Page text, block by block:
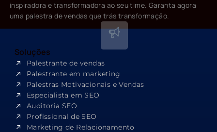
inspiradora e transformadora ao seu time. Garanta agora
uma palestra de vendas que trás transformação.
Soluções
Palestrante de vendas
Palestrante em marketing
Palestras Motivacionais e Vendas
Especialista em SEO​
Auditoria SEO
Profissional de SEO
Marketing de Relacionamento